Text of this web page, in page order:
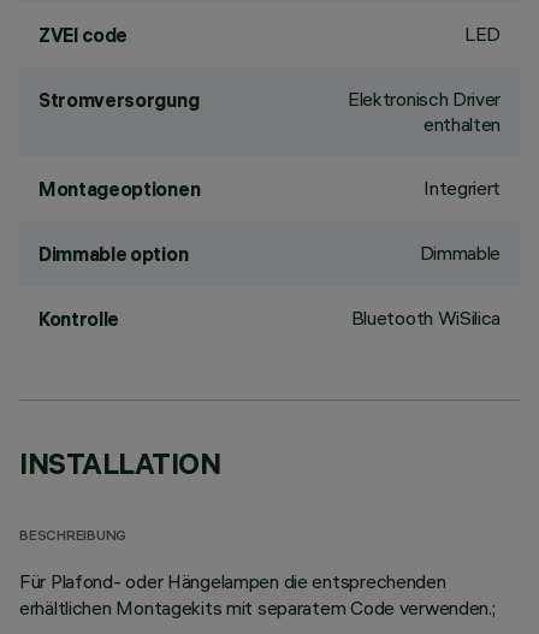
ZVEI code LED
Stromversorgung
Elektronisch Driver
enthalten
Montageoptionen Integriert
Dimmable option Dimmable
Kontrolle Bluetooth WiSilica
INSTALLATION
BESCHREIBUNG
Für Plafond- oder Hängelampen die entsprechenden
erhältlichen Montagekits mit separatem Code verwenden.;